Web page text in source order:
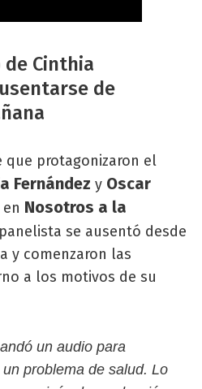
Cinthia
de
que protagonizaron el
Fernández y Oscar
en Nosotros a la
se ausentó desde
y comenzaron las
a los motivos de su
un audio para
problema de salud. Lo